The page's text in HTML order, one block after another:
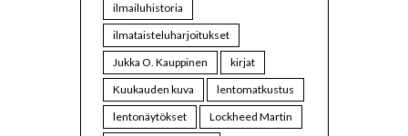
ilmailuhistoria
ilmataisteluharjoitukset
Jukka O. Kauppinen
kirjat
Kuukauden kuva
lentomatkustus
lentonäytökset
Lockheed Martin